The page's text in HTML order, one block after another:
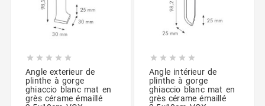
    
Angle exterieur de
plinthe à gorge
ghiaccio blanc mat en
grès cérame émaillé
    
Angle intérieur de
plinthe à gorge
ghiaccio blanc mat en
grès cérame émaillé